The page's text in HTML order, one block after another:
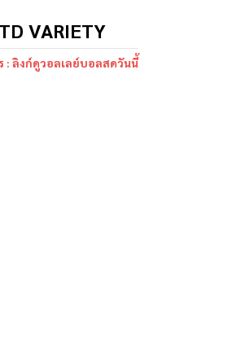
VARIETY
: ลิงก์ดูวอลเลย์บอลสดวันนี้